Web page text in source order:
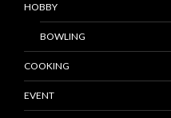
HOBBY
BOWLING
COOKING
EVENT